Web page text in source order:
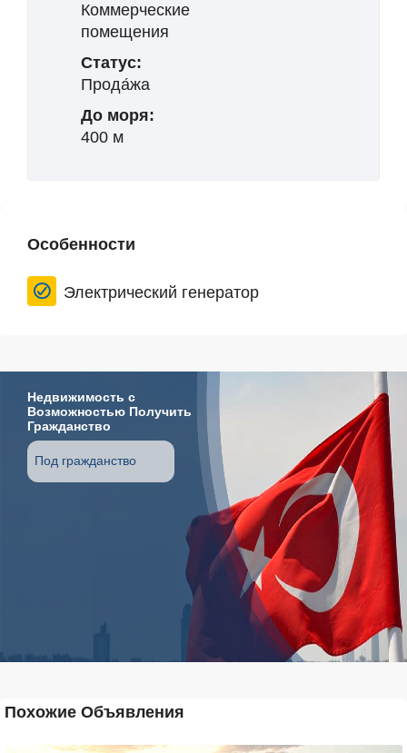
Коммерческие
помещения
Статус:
Прода́жа
До моря:
400 м
Особенности
Электрический генератор
Недвижимость с
Возможностью Получить
Гражданство
Под гражданство
Похожие Объявления